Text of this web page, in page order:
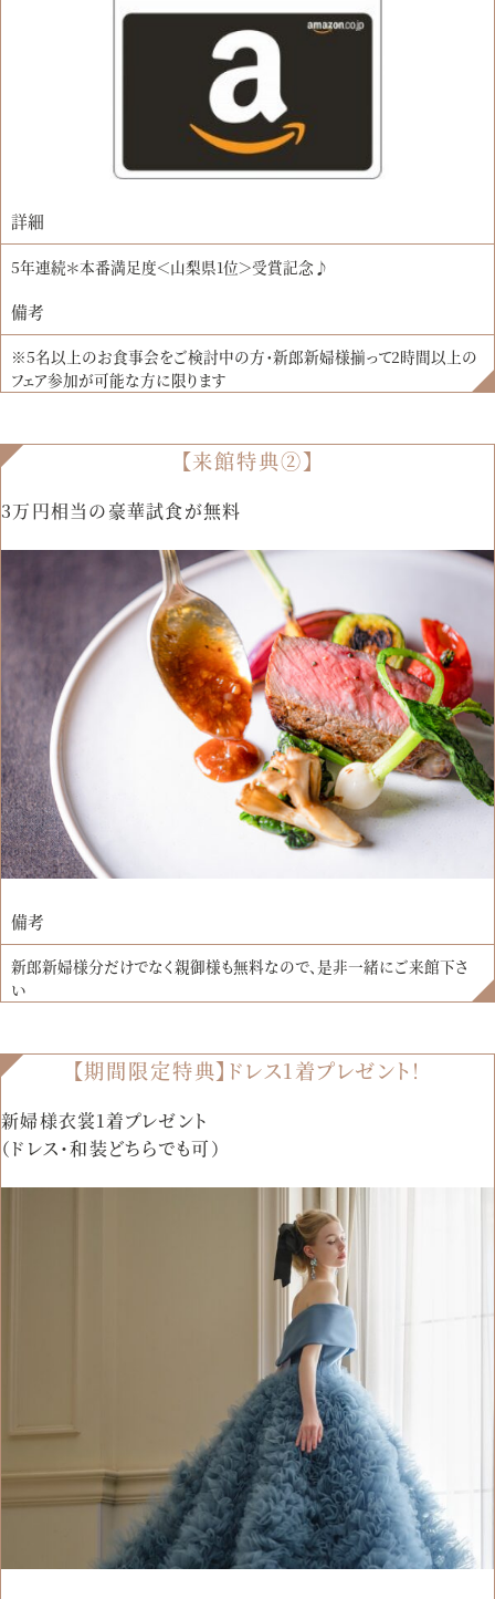
詳細
5年連続＊本番満足度＜山梨県1位＞受賞記念♪
備考
※5名以上のお食事会をご検討中の方・新郎新婦様揃って2時間以上の
フェア参加が可能な方に限ります
【来館特典②】
3万円相当の豪華試食が無料
備考
新郎新婦様分だけでなく親御様も無料なので、是非一緒にご来館下さ
い
【期間限定特典】ドレス1着プレゼント！
新婦様衣裳1着プレゼント
（ドレス・和装どちらでも可）